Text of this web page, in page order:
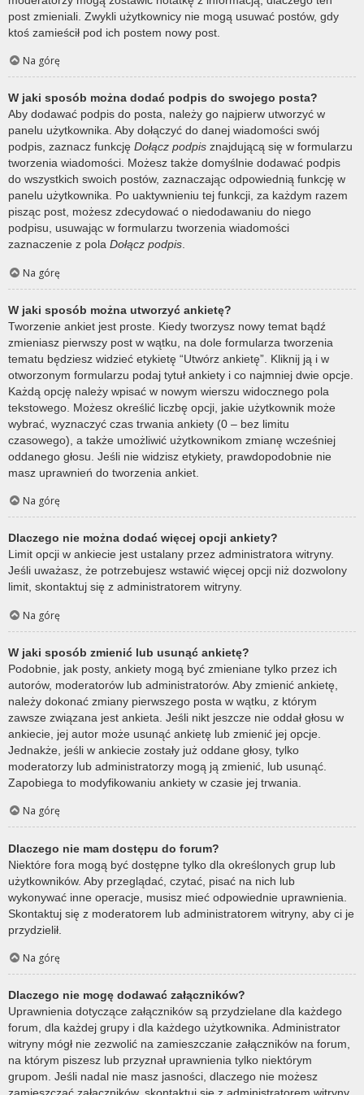
post zmieniali. Zwykli użytkownicy nie mogą usuwać postów, gdy
ktoś zamieścił pod ich postem nowy post.
Na górę
W jaki sposób można dodać podpis do swojego posta?
Aby dodawać podpis do posta, należy go najpierw utworzyć w
panelu użytkownika. Aby dołączyć do danej wiadomości swój
podpis, zaznacz funkcję Dołącz podpis znajdującą się w formularzu
tworzenia wiadomości. Możesz także domyślnie dodawać podpis
do wszystkich swoich postów, zaznaczając odpowiednią funkcję w
panelu użytkownika. Po uaktywnieniu tej funkcji, za każdym razem
pisząc post, możesz zdecydować o niedodawaniu do niego
podpisu, usuwając w formularzu tworzenia wiadomości
zaznaczenie z pola Dołącz podpis.
Na górę
W jaki sposób można utworzyć ankietę?
Tworzenie ankiet jest proste. Kiedy tworzysz nowy temat bądź
zmieniasz pierwszy post w wątku, na dole formularza tworzenia
tematu będziesz widzieć etykietę “Utwórz ankietę”. Kliknij ją i w
otworzonym formularzu podaj tytuł ankiety i co najmniej dwie opcje.
Każdą opcję należy wpisać w nowym wierszu widocznego pola
tekstowego. Możesz określić liczbę opcji, jakie użytkownik może
wybrać, wyznaczyć czas trwania ankiety (0 – bez limitu
czasowego), a także umożliwić użytkownikom zmianę wcześniej
oddanego głosu. Jeśli nie widzisz etykiety, prawdopodobnie nie
masz uprawnień do tworzenia ankiet.
Na górę
Dlaczego nie można dodać więcej opcji ankiety?
Limit opcji w ankiecie jest ustalany przez administratora witryny.
Jeśli uważasz, że potrzebujesz wstawić więcej opcji niż dozwolony
limit, skontaktuj się z administratorem witryny.
Na górę
W jaki sposób zmienić lub usunąć ankietę?
Podobnie, jak posty, ankiety mogą być zmieniane tylko przez ich
autorów, moderatorów lub administratorów. Aby zmienić ankietę,
należy dokonać zmiany pierwszego posta w wątku, z którym
zawsze związana jest ankieta. Jeśli nikt jeszcze nie oddał głosu w
ankiecie, jej autor może usunąć ankietę lub zmienić jej opcje.
Jednakże, jeśli w ankiecie zostały już oddane głosy, tylko
moderatorzy lub administratorzy mogą ją zmienić, lub usunąć.
Zapobiega to modyfikowaniu ankiety w czasie jej trwania.
Na górę
Dlaczego nie mam dostępu do forum?
Niektóre fora mogą być dostępne tylko dla określonych grup lub
użytkowników. Aby przeglądać, czytać, pisać na nich lub
wykonywać inne operacje, musisz mieć odpowiednie uprawnienia.
Skontaktuj się z moderatorem lub administratorem witryny, aby ci je
przydzielił.
Na górę
Dlaczego nie mogę dodawać załączników?
Uprawnienia dotyczące załączników są przydzielane dla każdego
forum, dla każdej grupy i dla każdego użytkownika. Administrator
witryny mógł nie zezwolić na zamieszczanie załączników na forum,
na którym piszesz lub przyznał uprawnienia tylko niektórym
grupom. Jeśli nadal nie masz jasności, dlaczego nie możesz